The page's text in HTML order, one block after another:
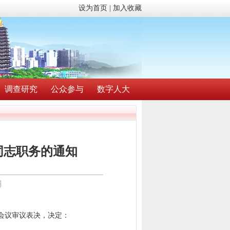
设为首页 加入收藏
调查研究 公众参与 数字人大
职务的通知
审议表决，决定：